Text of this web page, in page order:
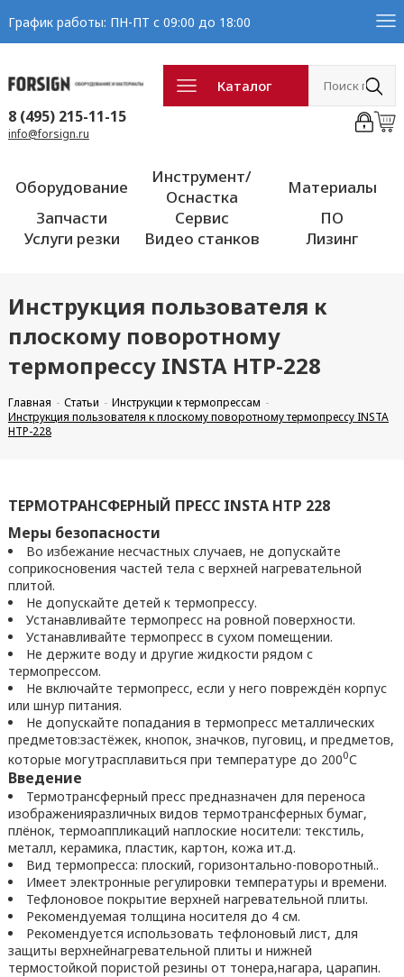
График работы: ПН-ПТ с 09:00 до 18:00
Каталог
8 (495) 215-11-15
info@forsign.ru
Оборудование
Инструмент/
Оснастка
Материалы
Запчасти
Сервис
ПО
Услуги резки
Видео станков Лизинг
Инструкция пользователя к
плоскому поворотному
термопрессу INSTA HTP-228
Главная Статьи
Инструкции к термопрессам
Инструкция пользователя к плоскому поворотному термопрессу INSTA
HTP-228
ТЕРМОТРАНСФЕРНЫЙ ПРЕСС INSTA HTP 228
Меры безопасности
Во избежание несчастных случаев, не допускайте
соприкосновения частей тела с верхней нагревательной
плитой.
Не допускайте детей к термопрессу.
Устанавливайте термопресс на ровной поверхности.
Устанавливайте термопресс в сухом помещении.
Не держите воду и другие жидкости рядом с
термопрессом.
Не включайте термопресс, если у него повреждён корпус
или шнур питания.
Не допускайте попадания в термопресс металлических
предметов:застёжек, кнопок, значков, пуговиц, и предметов,
которые могутрасплавиться при температуре до 2000С
Введение
Термотрансферный пресс предназначен для переноса
изображенияразличных видов термотрансферных бумаг,
плёнок, термоаппликаций наплоские носители: текстиль,
металл, керамика, пластик, картон, кожа ит.д.
Вид термопресса: плоский, горизонтально-поворотный..
Имеет электронные регулировки температуры и времени.
Тефлоновое покрытие верхней нагревательной плиты.
Рекомендуемая толщина носителя до 4 см.
Рекомендуется использовать тефлоновый лист, для
защиты верхнейнагревательной плиты и нижней
термостойкой пористой резины от тонера,нагара, царапин.